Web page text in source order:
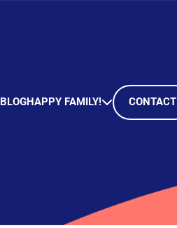
BLOGHAPPY FAMILY! CONTACT